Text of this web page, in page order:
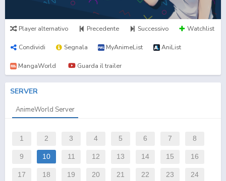
Player alternativo Precedente Successivo Watchlist
Condividi Segnala MyAnimeList AniList
MangaWorld Guarda il trailer
SERVER
AnimeWorld Server
1 2 3 4 5 6 7 8
9 10 11 12 13 14 15 16
17 18 19 20 21 22 23 24